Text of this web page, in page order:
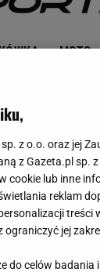
MOTO
z o.o. oraz jej
z Gazeta.pl
cookie lub inne
reklam
treści
jej
do celów